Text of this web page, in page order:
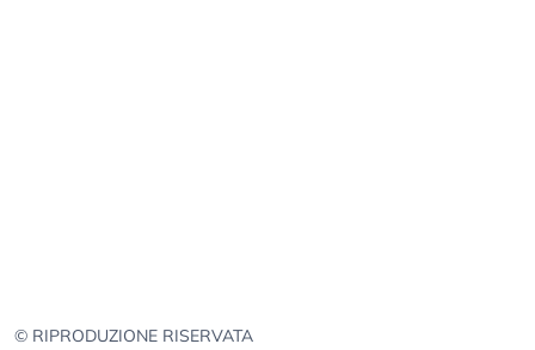
© RIPRODUZIONE RISERVATA